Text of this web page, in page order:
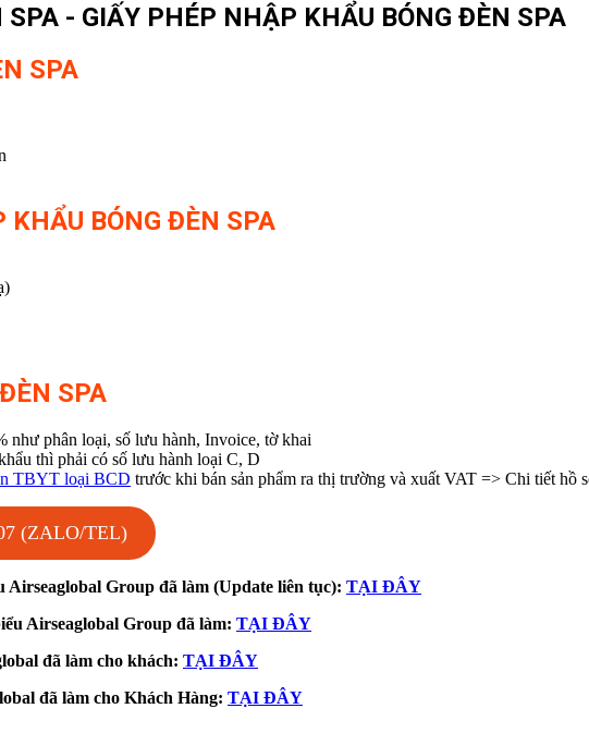
- GIẤY PHÉP NHẬP KHẨU BÓNG ĐÈN SPA
SPA
KHẨU BÓNG ĐÈN SPA
SPA
như phân loại, số lưu hành, Invoice, tờ khai
thì phải có số lưu hành loại C, D
TBYT loại BCD trước khi bán sản phẩm ra thị trường và xuất VAT => Chi tiết hồ
(ZALO/TEL)
Group đã làm (Update liên tục): TẠI ĐÂY
Airseaglobal Group đã làm: TẠI ĐÂY
đã làm cho khách: TẠI ĐÂY
đã làm cho Khách Hàng: TẠI ĐÂY